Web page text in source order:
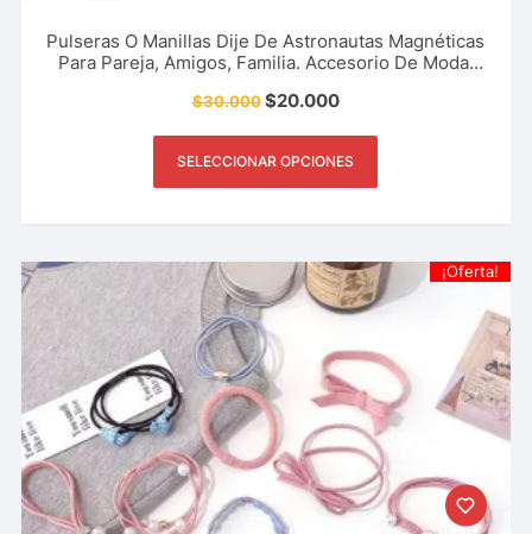
Pulseras O Manillas Dije De Astronautas Magnéticas
Para Pareja, Amigos, Familia. Accesorio De Moda,
$30.000$20.000
SELECCIONAR OPCIONES
¡Oferta!